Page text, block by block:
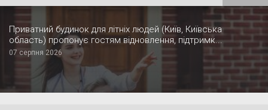
Приватний будинок для літніх людей (Київ, Київська
область) пропонує гостям відновлення, підтримк...
07 серпня 2026